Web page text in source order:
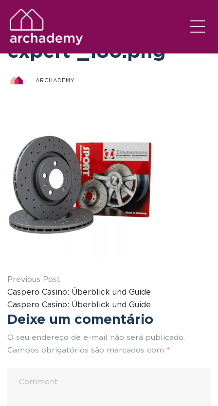
otto-zimmermann-
expert-_180.png
ARCHADEMY
Previous Post
Caspero Casino: Überblick und Guide
Caspero Casino: Überblick und Guide
Deixe um comentário
O seu endereço de e-mail não será publicado.
Campos obrigatórios são marcados com *